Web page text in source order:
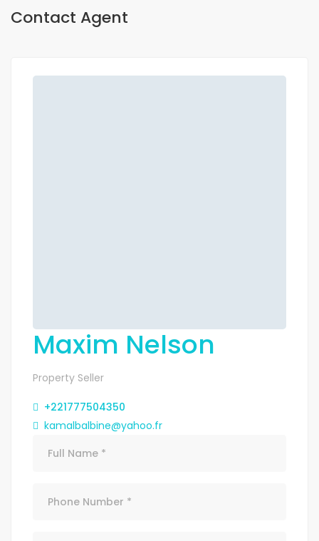
Contact Agent
Maxim Nelson
Property Seller
+221777504350
kamalbalbine@yahoo.fr